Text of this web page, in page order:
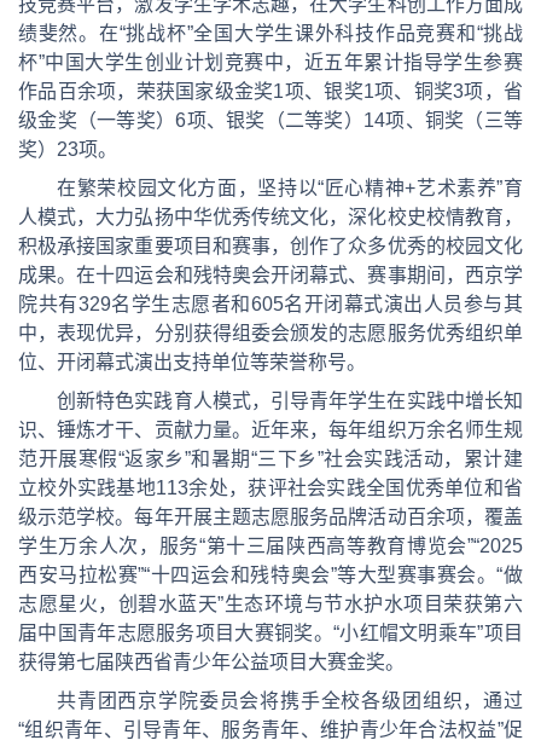
绩斐然。在“挑战杯”全国大学生课外科技作品竞赛和“挑战
杯”中国大学生创业计划竞赛中，近五年累计指导学生参赛
作品百余项，荣获国家级金奖1项、银奖1项、铜奖3项，省
级金奖（一等奖）6项、银奖（二等奖）14项、铜奖（三等
奖）23项。
在繁荣校园文化方面，坚持以“匠心精神+艺术素养”育
人模式，大力弘扬中华优秀传统文化，深化校史校情教育，
积极承接国家重要项目和赛事，创作了众多优秀的校园文化
成果。在十四运会和残特奥会开闭幕式、赛事期间，西京学
院共有329名学生志愿者和605名开闭幕式演出人员参与其
中，表现优异，分别获得组委会颁发的志愿服务优秀组织单
位、开闭幕式演出支持单位等荣誉称号。
创新特色实践育人模式，引导青年学生在实践中增长知
识、锤炼才干、贡献力量。近年来，每年组织万余名师生规
范开展寒假“返家乡”和暑期“三下乡”社会实践活动，累计建
立校外实践基地113余处，获评社会实践全国优秀单位和省
级示范学校。每年开展主题志愿服务品牌活动百余项，覆盖
学生万余人次，服务“第十三届陕西高等教育博览会”“2025
西安马拉松赛”“十四运会和残特奥会”等大型赛事赛会。“做
志愿星火，创碧水蓝天”生态环境与节水护水项目荣获第六
届中国青年志愿服务项目大赛铜奖。“小红帽文明乘车”项目
获得第七届陕西省青少年公益项目大赛金奖。
共青团西京学院委员会将携手全校各级团组织，通过
“组织青年、引导青年、服务青年、维护青少年合法权益”促